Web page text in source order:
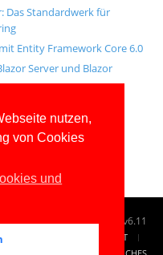
nutzen,
von Cookies
und
Das Standardwerk für
Entity Framework Core 6.0
Server und Blazor
Dr. Holger Schwichtenberg v6.11
KONTAKT